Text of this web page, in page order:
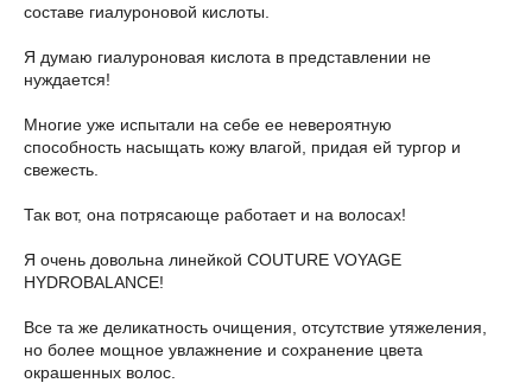
составе гиалуроновой кислоты.
Я думаю гиалуроновая кислота в представлении не
нуждается!
Многие уже испытали на себе ее невероятную
способность насыщать кожу влагой, придая ей тургор и
свежесть.
Так вот, она потрясающе работает и на волосах!
Я очень довольна линейкой COUTURE VOYAGE
HYDROBALANCE!
Все та же деликатность очищения, отсутствие утяжеления,
но более мощное увлажнение и сохранение цвета
окрашенных волос.